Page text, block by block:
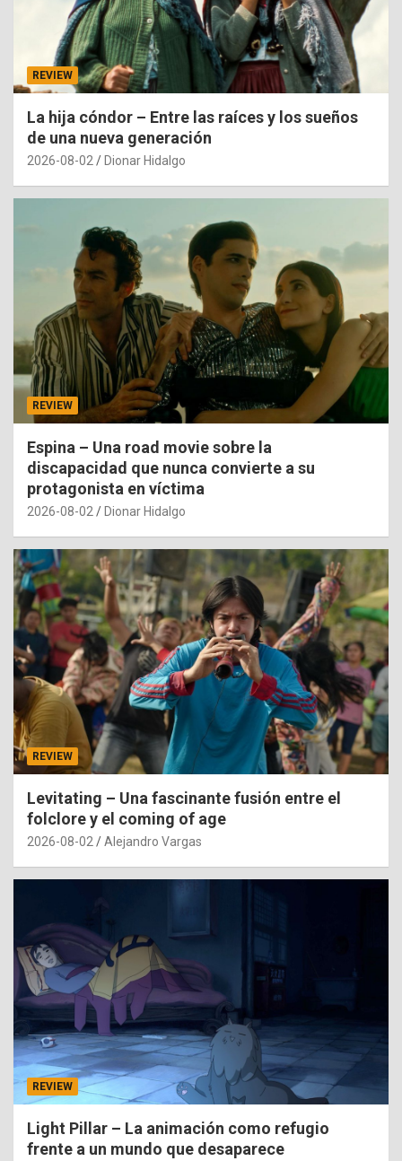
REVIEW
La hija cóndor – Entre las raíces y los sueños
de una nueva generación
2026-08-02 Dionar Hidalgo
REVIEW
Espina – Una road movie sobre la
discapacidad que nunca convierte a su
protagonista en víctima
2026-08-02 Dionar Hidalgo
REVIEW
Levitating – Una fascinante fusión entre el
folclore y el coming of age
2026-08-02 Alejandro Vargas
REVIEW
Light Pillar – La animación como refugio
frente a un mundo que desaparece